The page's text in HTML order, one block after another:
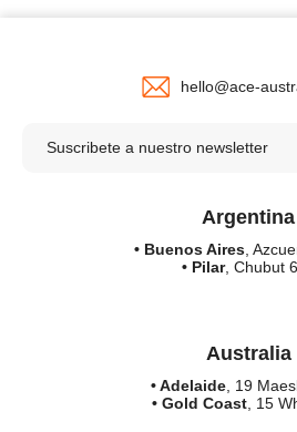
hello@ace-
Argentina
• Buenos Aires ,
• Pilar, Chubut
Australia
• Adelaide , 19
• Gold Coast , 15